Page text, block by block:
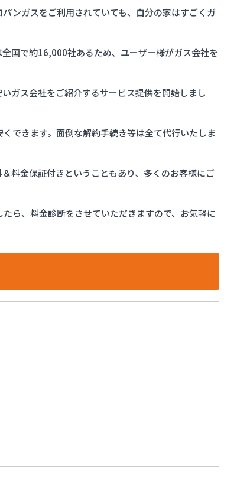
ンガスをご利用されていても、自分の家はすごくガ
国で約16,000社あるため、ユーザー様がガス会社を
ガス会社をご紹介するサービス提供を開始しまし
できます。面倒な解約手続き等は全て代行いたしま
料金保証付きということもあり、多くのお客様にご
ら、料金診断をさせていただきますので、お気軽に